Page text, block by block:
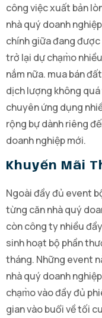
công việc xuất bản
nhà quý doanh
chính giữa đang
trở lại dự chạm̀o
nắm nữa. mua bán
dịch lượng không
chuyên ứng dụng
rộng bự dành riêng
doanh nghiệp mới.
Khuyến Mãi
Ngoài đầy đủ event
từng căn nhà quý
còn công ty nhiều
sinh hoạt bộ phần
tháng. Những event
nhà quý doanh
chạm̀o vào đầy đủ
gian vào buổi về tối